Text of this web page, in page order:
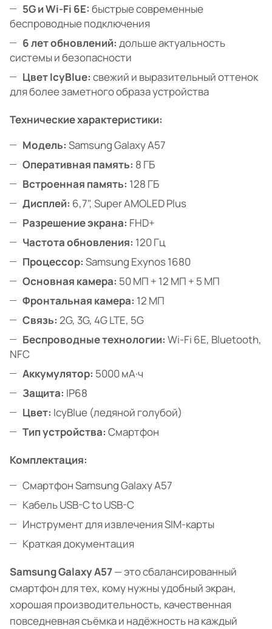
5G и Wi-Fi 6E: быстрые современные
беспроводные подключения
6 лет обновлений: дольше актуальность
системы и безопасности
Цвет IcyBlue: свежий и выразительный оттенок
для более заметного образа устройства
Технические характеристики:
Модель: Samsung Galaxy A57
Оперативная память: 8 ГБ
Встроенная память: 128 ГБ
Дисплей: 6,7", Super AMOLED Plus
Разрешение экрана: FHD+
Частота обновления: 120 Гц
Процессор: Samsung Exynos 1680
Основная камера: 50 МП + 12 МП + 5 МП
Фронтальная камера: 12 МП
Связь: 2G, 3G, 4G LTE, 5G
Беспроводные технологии: Wi-Fi 6E, Bluetooth,
NFC
Аккумулятор: 5000 мА·ч
Защита: IP68
Цвет: IcyBlue (ледяной голубой)
Тип устройства: Смартфон
Комплектация:
Смартфон Samsung Galaxy A57
Кабель USB-C to USB-C
Инструмент для извлечения SIM-карты
Краткая документация
Samsung Galaxy A57— это сбалансированный
смартфон для тех, кому нужны удобный экран,
хорошая производительность, качественная
повседневная съёмка и надёжность на каждый